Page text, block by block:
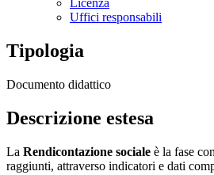
Licenza
Uffici responsabili
Tipologia
Documento didattico
Descrizione estesa
La Rendicontazione sociale è la fase
raggiunti, attraverso indicatori e dati